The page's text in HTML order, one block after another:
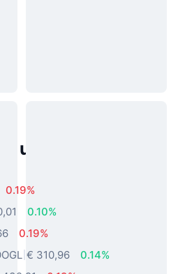
uit de echte
0.19%
0.10%
0.19%
€ 310,96
0.14%